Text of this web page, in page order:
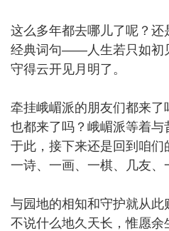
这么多年都去哪儿了呢？
经典词句——人生若只如初
守得云开见月明了。
牵挂峨嵋派的朋友们都来
也都来了吗？峨嵋派等着
于此，接下来还是回到咱们
一诗、一画、一棋、几友、
与园地的相知和守护就从此
不说什么地久天长，惟愿